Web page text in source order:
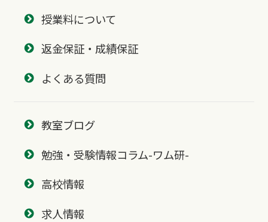
授業料について
返金保証・成績保証
よくある質問
教室ブログ
勉強・受験情報コラム-ワム研-
高校情報
求人情報